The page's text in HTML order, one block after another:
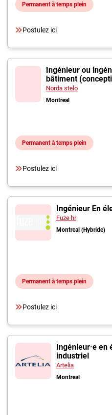
Permanent à temps plein
Postulez ici
Ingénieur ou
bâtiment
Norda stelo
Montreal
Permanent à temps plein
Postulez ici
Ingénieur En
Fuze hr
Montreal (Hybride)
Permanent à temps plein
Postulez ici
Ingénieur·e
industriel
Artelia
Montreal